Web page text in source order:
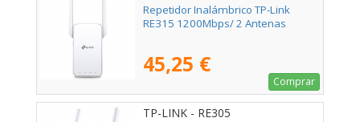
Repetidor Inalámbrico TP-Link
RE315 1200Mbps/ 2 Antenas
45,25 €
Comprar
TP-LINK - RE305